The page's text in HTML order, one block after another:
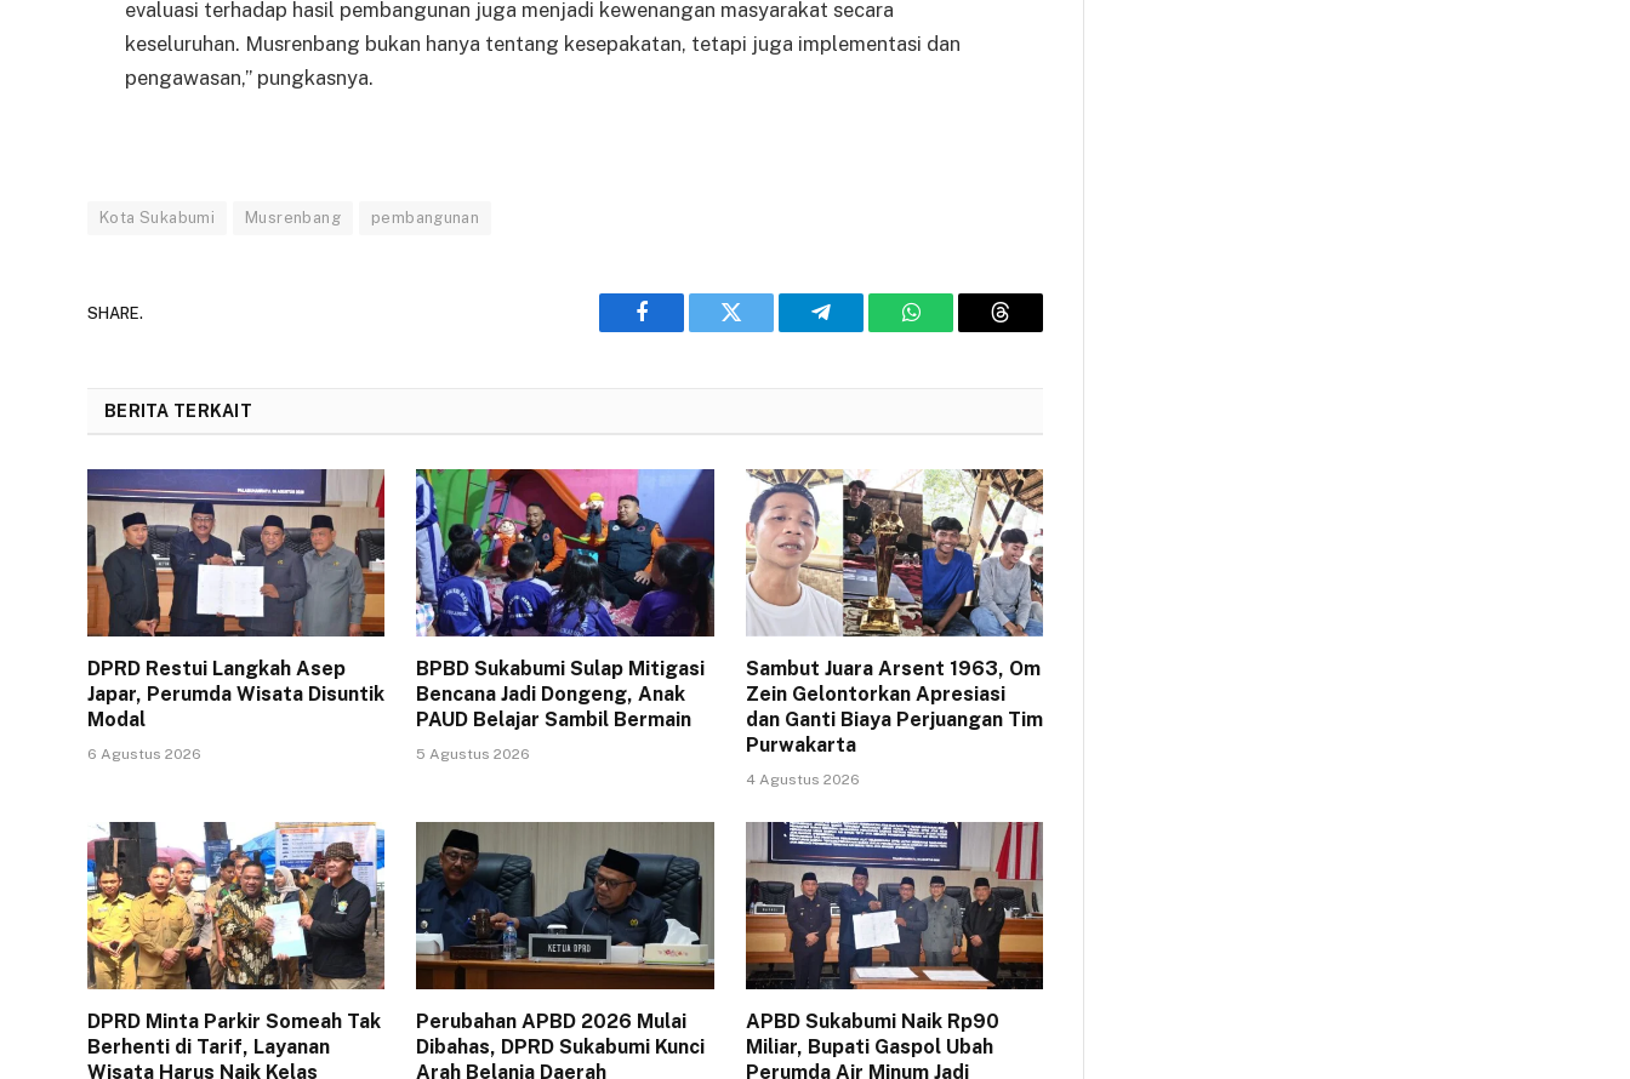
evaluasi terhadap hasil pembangunan juga menjadi kewenangan masyarakat secara
keseluruhan. Musrenbang bukan hanya tentang kesepakatan, tetapi juga implementasi dan
pengawasan,” pungkasnya.
Kota Sukabumi Musrenbang pembangunan
SHARE.
Facebook Twitter Telegram WhatsAppThreads
BERITA TERKAIT
DPRD Restui Langkah Asep
Japar, Perumda Wisata Disuntik
Modal
6 Agustus 2026
BPBD Sukabumi Sulap Mitigasi
Bencana Jadi Dongeng, Anak
PAUD Belajar Sambil Bermain
5 Agustus 2026
Sambut Juara Arsent 1963, Om
Zein Gelontorkan Apresiasi
dan Ganti Biaya Perjuangan Tim
Purwakarta
4 Agustus 2026
DPRD Minta Parkir Someah Tak
Berhenti di Tarif, Layanan
Wisata Harus Naik Kelas
Perubahan APBD 2026 Mulai
Dibahas, DPRD Sukabumi Kunci
Arah Belanja Daerah
APBD Sukabumi Naik Rp90
Miliar, Bupati Gaspol Ubah
Perumda Air Minum Jadi